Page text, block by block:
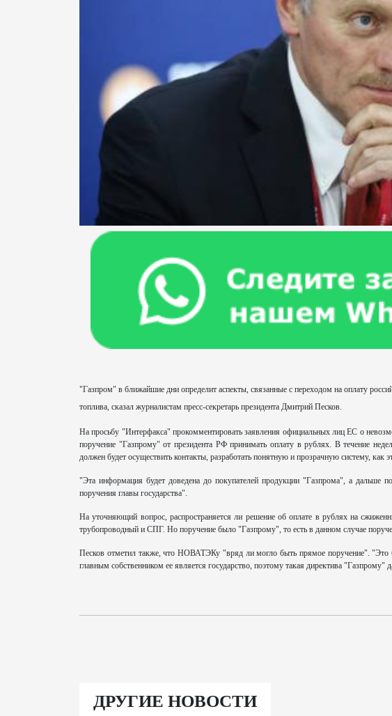
"Газпром" в ближайшие дни определит аспекты, связанные с переходом на оплату
топлива, сказал журналистам пресс-секретарь президента Дмитрий Песков.
На просьбу "Интерфакса" прокомментировать заявления официальных лиц ЕС о
поручение "Газпрому" от президента РФ принимать оплату в рублях. В течение
должен будет осуществить контакты, разработать понятную и прозрачную систему, как
"Эта информация будет доведена до покупателей продукции "Газпрома", а
поручения главы государства".
На уточняющий вопрос, распространяется ли решение об оплате в рублях на
трубопроводный и СПГ. Но поручение было "Газпрому", то есть в данном случае
Песков отметил также, что НОВАТЭКу "вряд ли могло быть прямое поручение".
главным собственником ее является государство, поэтому такая директива
ДРУГИЕ НОВОСТИ